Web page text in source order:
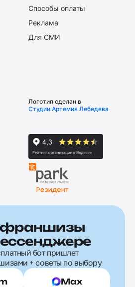
Способы оплаты
Реклама
Для СМИ
Логотип сделан в
Студии Артемия Лебедева
бот пришлет
+ советы по выбору
Max